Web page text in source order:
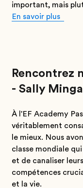
important, mais
En savoir plus
Rencontrez
- Sally
À l'EF Academy
véritablement
le mieux. Nous
classe mondiale
et de canaliser
compétences
et la vie.